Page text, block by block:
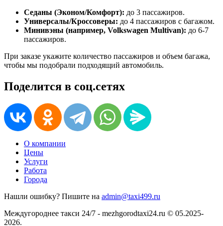
Седаны (Эконом/Комфорт): до 3 пассажиров.
Универсалы/Кроссоверы: до 4 пассажиров с багажом.
Минивэны (например, Volkswagen Multivan): до 6-7
пассажиров.
При заказе укажите количество пассажиров и объем багажа,
чтобы мы подобрали подходящий автомобиль.
Поделится в соц.сетях
О компании
Цены
Услуги
Работа
Города
Нашли ошибку? Пишите на admin@taxi499.ru
Междугороднее такси 24/7 - mezhgorodtaxi24.ru © 05.2025-
2026.